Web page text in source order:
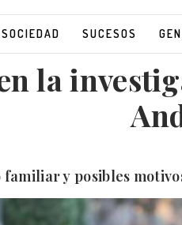
SOCIEDAD SUCESOS
la
y posibles